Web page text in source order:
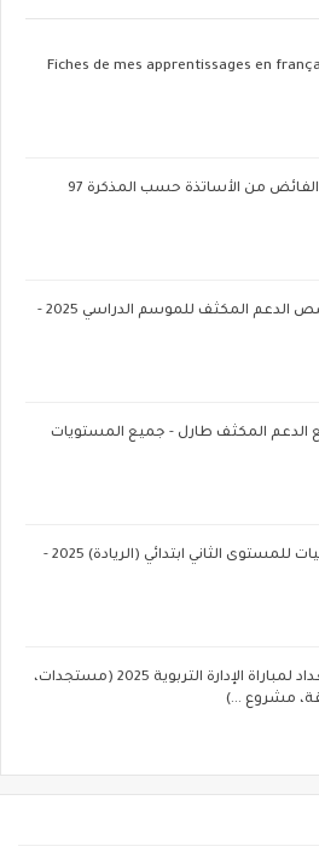
Fiches de mes apprentissages en
من الأساتذة حسب المذكرة 97
كبسولات حصص الدعم المكثف للموسم الدراسي 2025 -
الدعم المكثف طارل - جميع المستويات
كراسة الرياضيات للمستوى الثاني ابتدائي (الريادة) 2025 -
حقيبة الاستعداد لمباراة الإدارة التربوية 2025 (مستجدات،
مشروع ...)